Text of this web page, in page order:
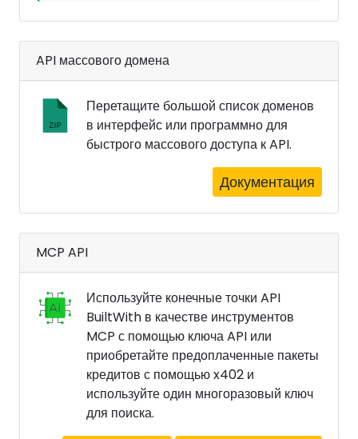
API массового домена
Перетащите большой список доменов
в интерфейс или программно для
быстрого массового доступа к API.
Документация
MCP API
Используйте конечные точки API
BuiltWith в качестве инструментов
MCP с помощью ключа API или
приобретайте предоплаченные пакеты
кредитов с помощью x402 и
используйте один многоразовый ключ
для поиска.